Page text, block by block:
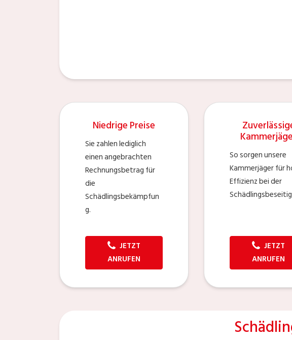
Niedrige Preise
Sie zahlen lediglich
einen angebrachten
Rechnungsbetrag für
die
Schädlingsbekämpfun
g.
JETZT
ANRUFEN
So sorgen unsere
Kammerjäger für
Effizienz bei der
JETZT
ANRUFEN